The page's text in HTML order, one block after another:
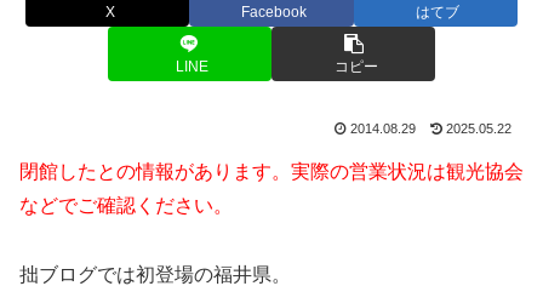
X Facebook はてブ
LINE コピー
2014.08.29 2025.05.22
閉館したとの情報があります。実際の営業状況は観光協会
などでご確認ください。
拙ブログでは初登場の福井県。